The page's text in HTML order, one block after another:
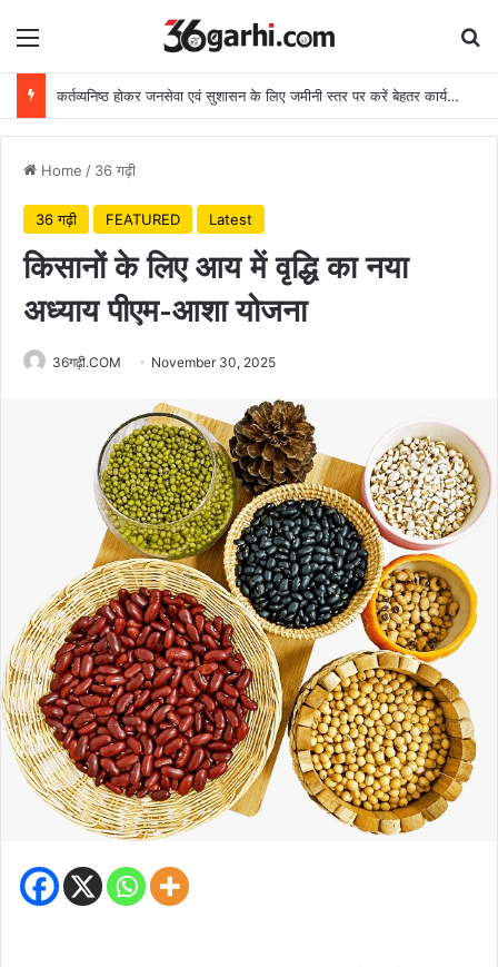
Menu
कर्तव्यनिष्ठ होकर जनसेवा एवं सुशासन के लिए जमीनी स्तर पर करें बेहतर कार्य: मुख्यमंत्री
Home / 36 गढ़ी
36 गढ़ी FEATURED Latest
किसानों के लिए आय में वृद्धि का नया
अध्याय पीएम-आशा योजना
36गढ़ी.COM November 30, 2025